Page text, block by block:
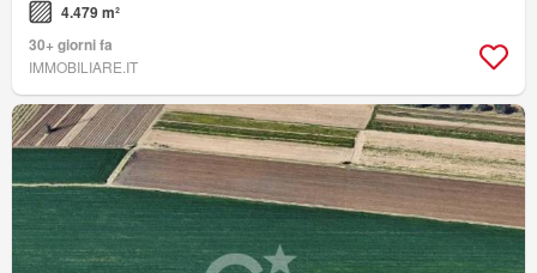
4.479 m²
30+ giorni fa
IMMOBILIARE.IT